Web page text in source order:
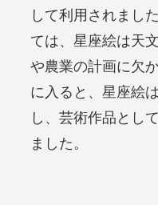
して利用されまし
ては、星座絵は天
や農業の計画に欠
に入ると、星座絵
し、芸術作品とし
ました。